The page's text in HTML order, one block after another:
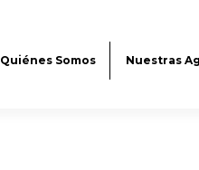
Quiénes Somos Nuestras